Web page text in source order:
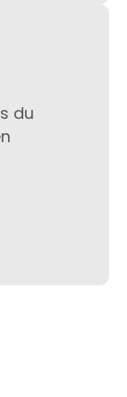
du